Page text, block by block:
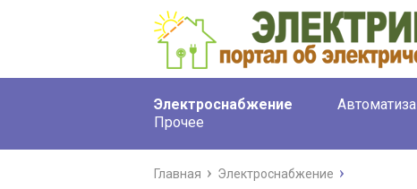
Электроснабжение
Прочее
Главная Электроснабжение